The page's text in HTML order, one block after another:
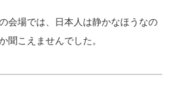
会場では、日本人は静かなほうなの
聞こえませんでした。